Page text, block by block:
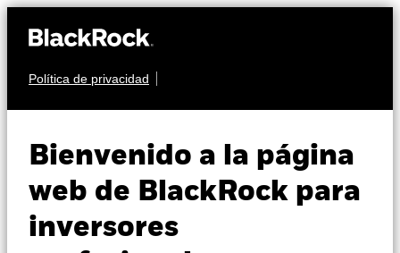
Política de privacidad
Bienvenido a la página
web de BlackRock para
inversores
Perspectivas
Visión de mercado
Bond Fund